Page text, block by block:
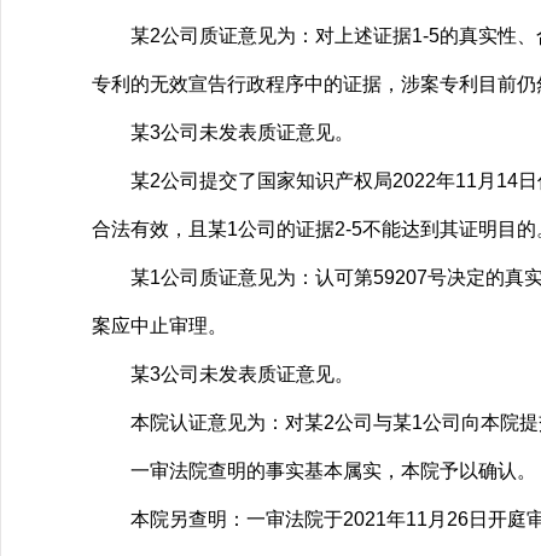
某2公司质证意见为：对上述证据1-5的真实性、
专利的无效宣告行政程序中的证据，涉案专利目前仍
某3公司未发表质证意见。
某2公司提交了国家知识产权局2022年11月14日
合法有效，且某1公司的证据2-5不能达到其证明目的
某1公司质证意见为：认可第59207号决定的真实
案应中止审理。
某3公司未发表质证意见。
本院认证意见为：对某2公司与某1公司向本院提
一审法院查明的事实基本属实，本院予以确认。
本院另查明：一审法院于2021年11月26日开庭审